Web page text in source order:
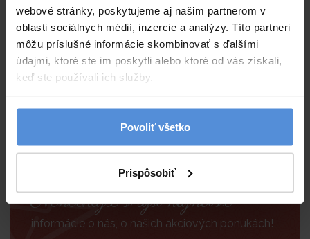
webové stránky, poskytujeme aj našim partnerom v
oblasti sociálnych médií, inzercie a analýzy. Títo partneri
môžu príslušné informácie skombinovať s ďalšími
údajmi, ktoré ste im poskytli alebo ktoré od vás získali,
keď ste používali ich služby.
Povoliť všetko
Prispôsobiť
Nenechajte si ujsť najnovšie
informácie o nás, o našich akciových ponukách!